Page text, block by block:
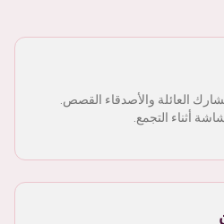
العائلة والأصدقاء القصص.
أثناء التجمع.